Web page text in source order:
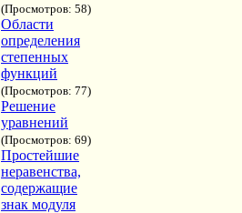
(Просмотров: 58)
Области
определения
степенных
функций
(Просмотров: 77)
Решение
уравнений
(Просмотров: 69)
Простейшие
неравенства,
содержащие
знак модуля